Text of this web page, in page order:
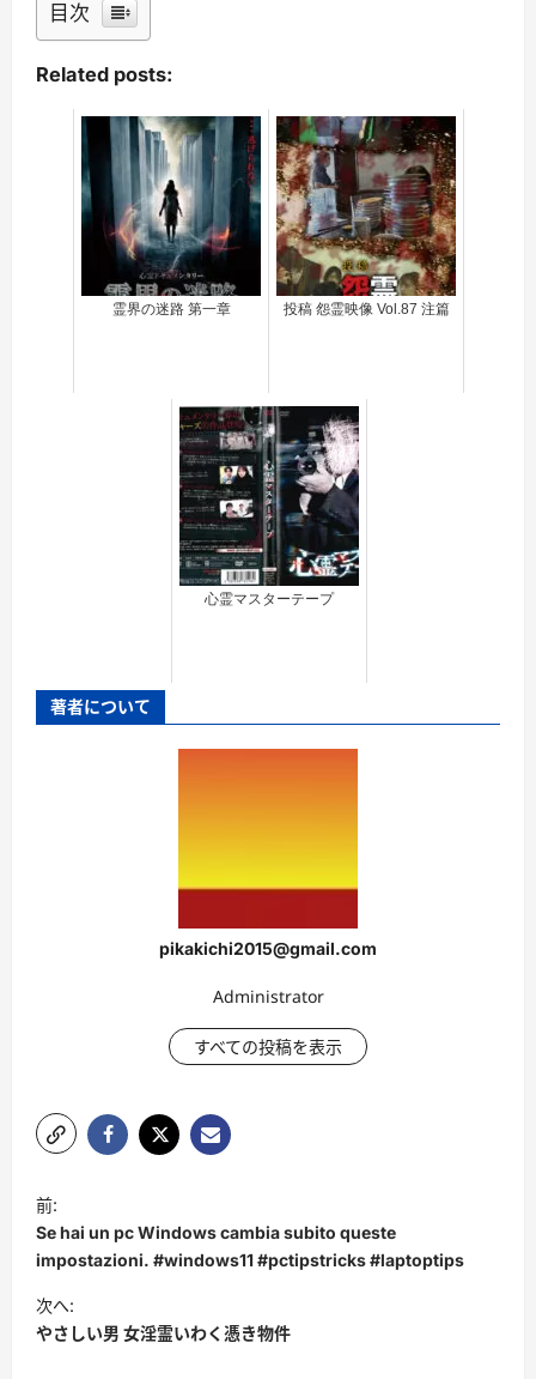
目次
Related posts:
霊界の迷路 第一章 投稿 怨霊映像 Vol.87 注篇
心霊マスターテープ
著者について
pikakichi2015@gmail.com
Administrator
すべての投稿を表示
投
稿
ナ
ビ
ゲ
前:
Se hai un pc Windows cambia subito queste
impostazioni. #windows11 #pctipstricks #laptoptips
次へ:
やさしい男 女淫霊いわく憑き物件